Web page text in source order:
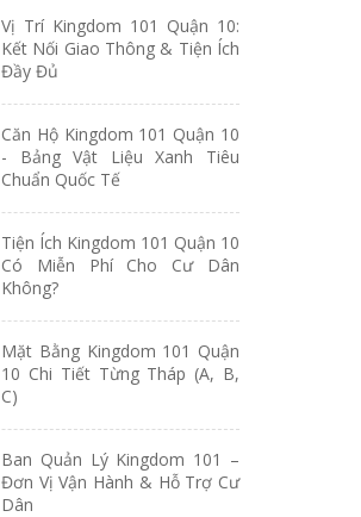
Vị Trí Kingdom 101 Quận 10:
Kết Nối Giao Thông & Tiện Ích
Đầy Đủ
Căn Hộ Kingdom 101 Quận 10
- Bảng Vật Liệu Xanh Tiêu
Chuẩn Quốc Tế
Tiện Ích Kingdom 101 Quận 10
Có Miễn Phí Cho Cư Dân
Không?
Mặt Bằng Kingdom 101 Quận
10 Chi Tiết Từng Tháp (A, B,
C)
Ban Quản Lý Kingdom 101 –
Đơn Vị Vận Hành & Hỗ Trợ Cư
Dân